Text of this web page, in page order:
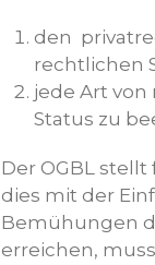
den
rechtlichen
jede Art
Status zu
Der OGBL
dies mit der
Bemühungen
erreichen,